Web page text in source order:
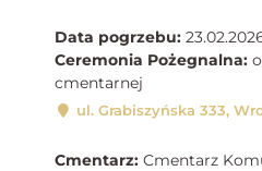
Data pogrzebu:
Ceremonia Pożegnalna:
cmentarnej
ul. Grabiszyńska 333,
Cmentarz: Cmentarz